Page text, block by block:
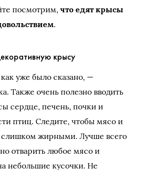
посмотрим, что едят крысы
.
крысу
уже было сказано, —
Также очень полезно вводить
сердце, печень, почки и
птиц. Следите, чтобы мясо и
жирными. Лучше всего
отварить любое мясо и
небольшие кусочки. Не